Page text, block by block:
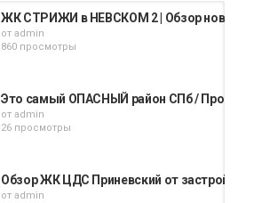
ЖК СТРИЖИ в НЕВСКОМ 2 | Обзор
от admin
860 просмотры
Это самый ОПАСНЫЙ район СПб /
от admin
26 просмотры
Обзор ЖК ЦДС Приневский от
от admin